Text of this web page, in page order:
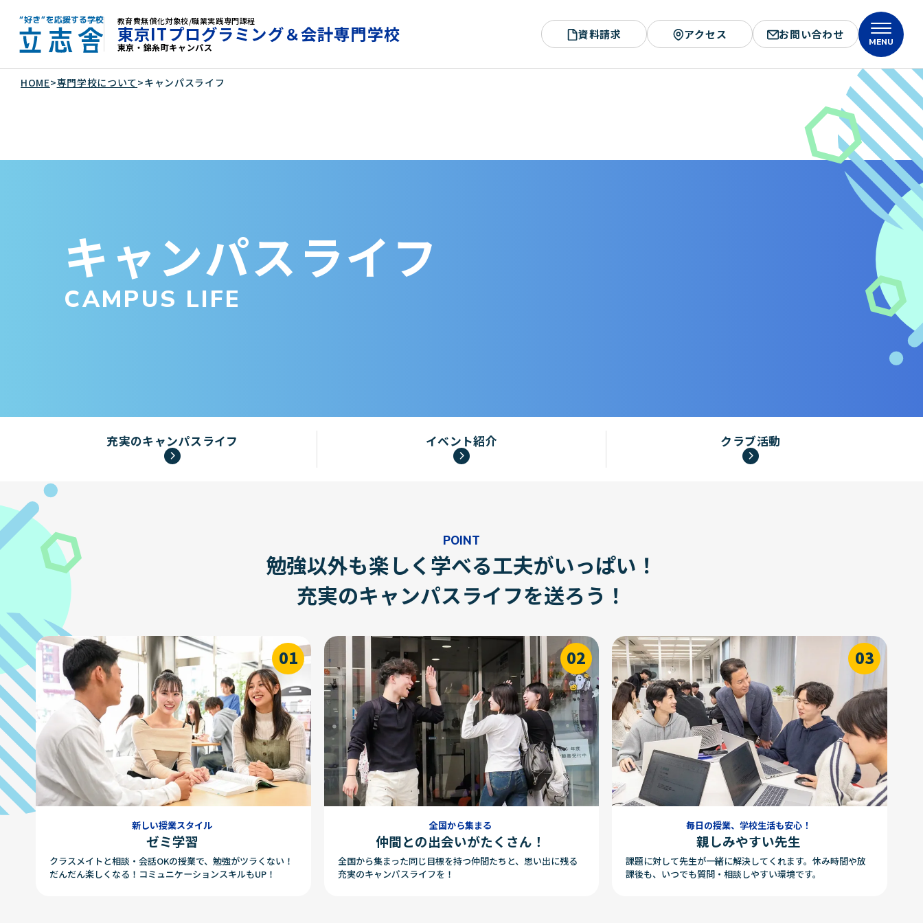
教育費無償化対象校/職業実践専門課程
東京ITプログラミング＆会計専門学校
東京・錦糸町キャンパス
資料請求 アクセス お問い合わせ
MENU
HOME>専門学校について>キャンパスライフ
キャンパスライフ
CAMPUS LIFE
充実のキャンパスライフ イベント紹介 クラブ活動
勉強以外も楽しく学べる工夫がいっぱい！
充実のキャンパスライフを送ろう！
POINT
新しい授業スタイル
ゼミ学習
クラスメイトと相談・会話OKの授業で、勉強がツラくない！
だんだん楽しくなる！コミュニケーションスキルもUP！
全国から集まる
仲間との出会いがたくさん！
全国から集まった同じ目標を持つ仲間たちと、思い出に残る
充実のキャンパスライフを！
毎日の授業、学校生活も安心！
親しみやすい先生
課題に対して先生が一緒に解決してくれます。休み時間や放
課後も、いつでも質問・相談しやすい環境です。